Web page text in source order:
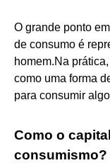
O grande ponto
de consumo é
homem.Na
como uma forma
para consumir
Como o
consumismo?